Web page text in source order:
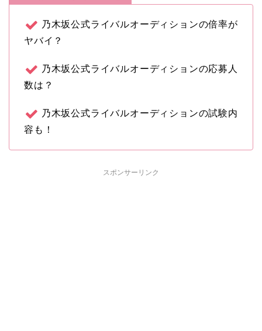
乃木坂公式ライバルオーディションの倍率が
ヤバイ？
乃木坂公式ライバルオーディションの応募人
数は？
乃木坂公式ライバルオーディションの試験内
容も！
スポンサーリンク